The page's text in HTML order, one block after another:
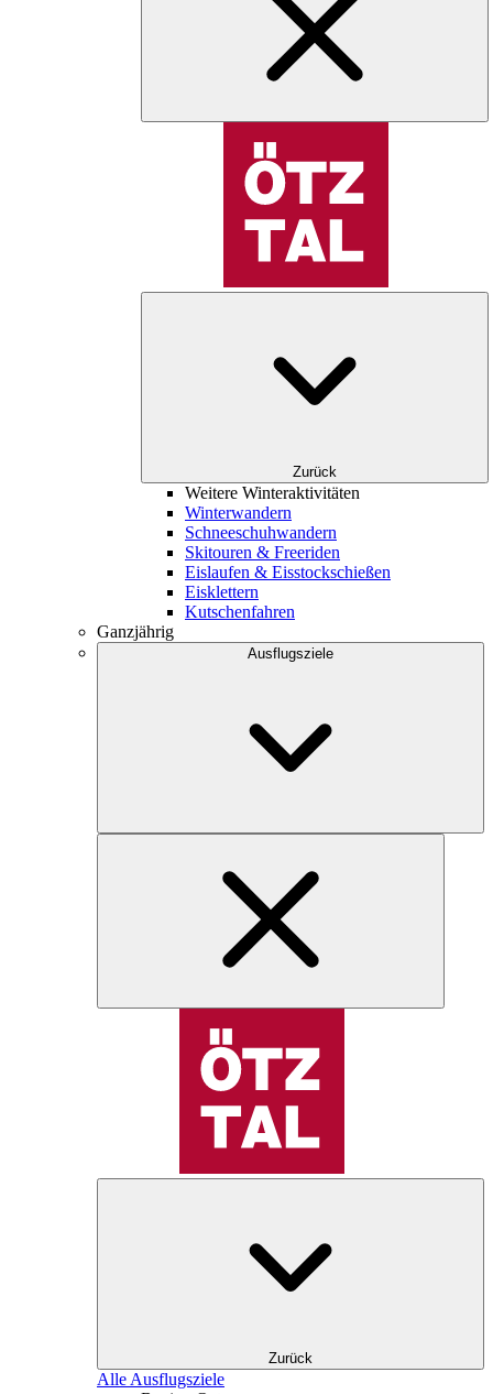
Zurück
Weitere Winteraktivitäten
Winterwandern
Schneeschuhwandern
Skitouren & Freeriden
Eislaufen & Eisstockschießen
Eisklettern
Kutschenfahren
Ganzjährig
Ausflugsziele
Zurück
Alle Ausflugsziele